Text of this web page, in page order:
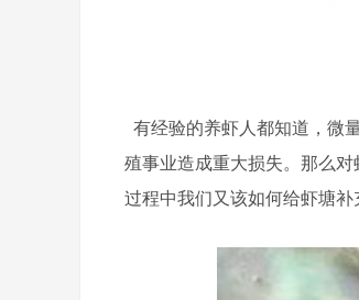
有经验的养虾人都知道，微
殖事业造成重大损失。那么
过程中我们又该如何给虾塘补